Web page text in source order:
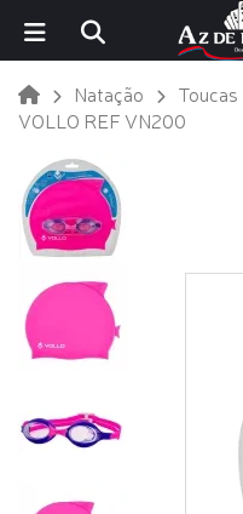
Natação Toucas
VOLLO REF VN200